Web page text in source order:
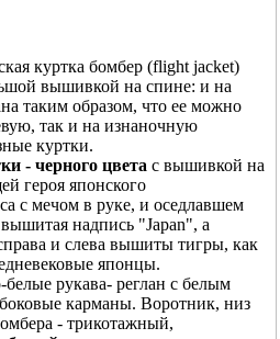
куртка бомбер (flight jacket)
вышивкой на спине: и на
таким образом, что ее можно
так и на изнаночную
куртки.
- черного цвета с вышивкой на
героя японского
с мечом в руке, и оседлавшем
надпись "Japan", а
и слева вышиты тигры, как
японцы.
рукава- реглан с белым
карманы. Воротник, низ
- трикотажный,